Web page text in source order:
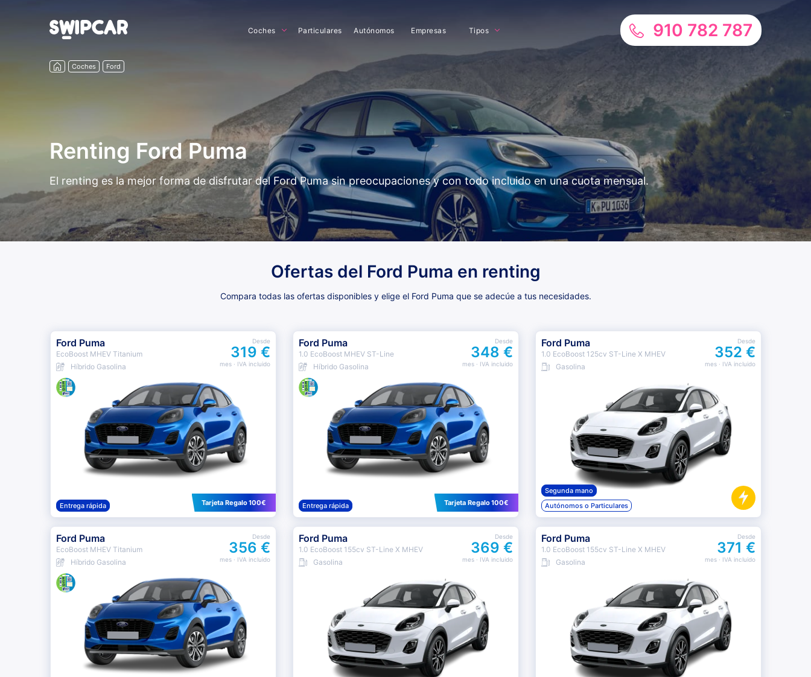
Coches Particulares Autónomos Empresas Tipos 910 782 787
Coches Ford
Renting Ford Puma
El renting es la mejor forma de disfrutar del Ford Puma sin preocupaciones y con todo incluido en una cuota mensual.
Ofertas del Ford Puma en renting
Compara todas las ofertas disponibles y elige el Ford Puma que se adecúe a tus necesidades.
Ford Puma
EcoBoost MHEV Titanium
Híbrido Gasolina
Desde
319 €
mes· IVA incluido
Entrega rápida Tarjeta Regalo 100€
Ford Puma
1.0 EcoBoost MHEV ST-Line
Híbrido Gasolina
Desde
348 €
mes· IVA incluido
Entrega rápida Tarjeta Regalo 100€
Ford Puma
1.0 EcoBoost 125cv ST-Line X MHEV
Gasolina
Desde
352 €
mes· IVA incluido
Segunda mano
Autónomos o Particulares
Ford Puma
EcoBoost MHEV Titanium
Híbrido Gasolina
Desde
356 €
mes· IVA incluido
Ford Puma
1.0 EcoBoost 155cv ST-Line X MHEV
Gasolina
Desde
369 €
mes· IVA incluido
Ford Puma
1.0 EcoBoost 155cv ST-Line X MHEV
Gasolina
Desde
371 €
mes· IVA incluido